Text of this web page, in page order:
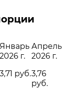
Январь
2026 г.
Апрель
2026 г.
3,71 руб.3,76
руб.